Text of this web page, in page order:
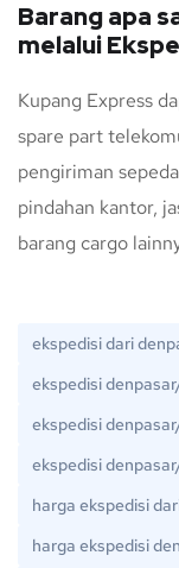
Barang apa
melalui
Kupang Express
spare part
pengiriman
pindahan kantor,
barang cargo
ekspedisi dari
ekspedisi
ekspedisi
ekspedisi
harga ekspedisi
harga ekspedisi